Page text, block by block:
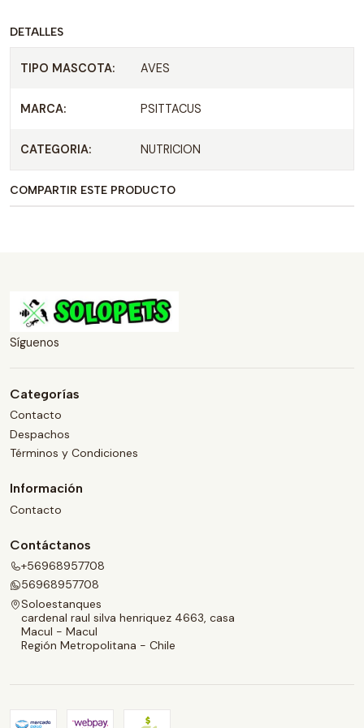
DETALLES
TIPO MASCOTA: AVES
MARCA: PSITTACUS
CATEGORIA: NUTRICION
COMPARTIR ESTE PRODUCTO
Síguenos
Categorías
Contacto
Despachos
Términos y Condiciones
Información
Contacto
Contáctanos
+56968957708
56968957708
Soloestanques
cardenal raul silva henriquez 4663, casa
Macul - Macul
Región Metropolitana - Chile